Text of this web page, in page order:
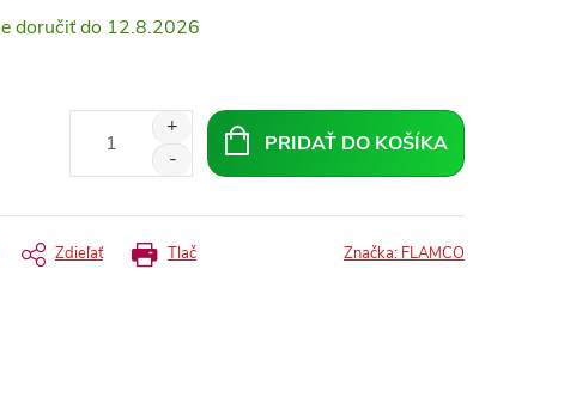
12.8.2026
PRIDAŤ DO KOŠÍKA
Tlač
Zdieľať Značka: FLAMCO